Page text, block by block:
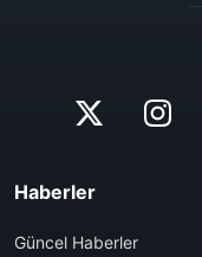
Haberler
Güncel Haberler